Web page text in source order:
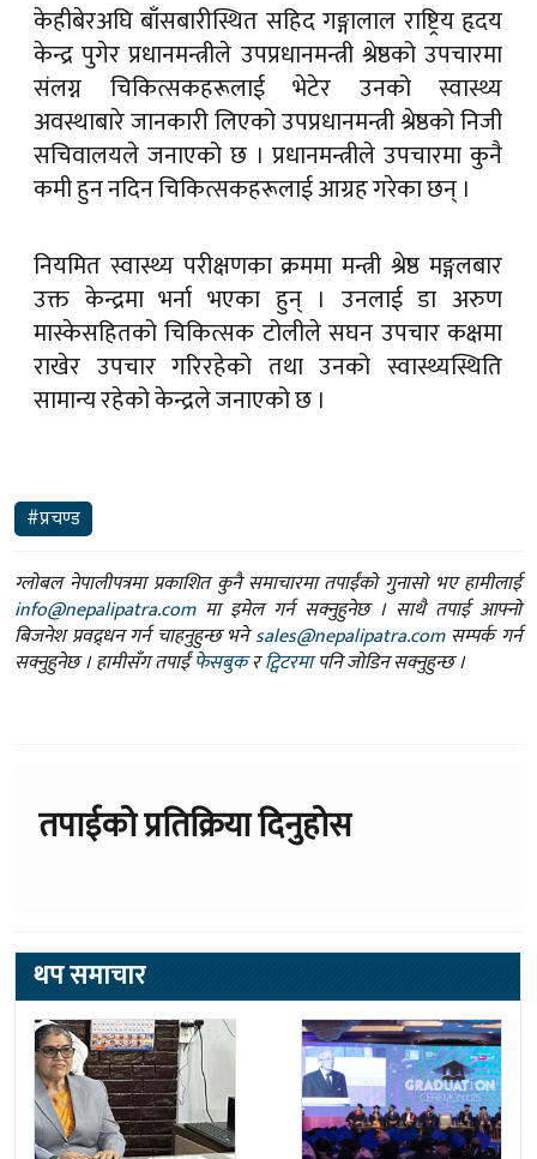
केहीबेरअघि बाँसबारीस्थित सहिद गङ्गालाल राष्ट्रिय हृदय
केन्द्र पुगेर प्रधानमन्त्रीले उपप्रधानमन्त्री श्रेष्ठको उपचारमा
संलग्न चिकित्सकहरूलाई भेटेर उनको स्वास्थ्य
अवस्थाबारे जानकारी लिएको उपप्रधानमन्त्री श्रेष्ठको निजी
सचिवालयले जनाएको छ । प्रधानमन्त्रीले उपचारमा कुनै
कमी हुन नदिन चिकित्सकहरूलाई आग्रह गरेका छन् ।
नियमित स्वास्थ्य परीक्षणका क्रममा मन्त्री श्रेष्ठ मङ्गलबार
उक्त केन्द्रमा भर्ना भएका हुन् । उनलाई डा अरुण
मास्केसहितको चिकित्सक टोलीले सघन उपचार कक्षमा
राखेर उपचार गरिरहेको तथा उनको स्वास्थ्यस्थिति
सामान्य रहेको केन्द्रले जनाएको छ ।
#प्रचण्ड
ग्लोबल नेपालीपत्रमा प्रकाशित कुनै समाचारमा तपाईंको गुनासो भए हामीलाई
info@nepalipatra.comमा इमेल गर्न सक्नुहुनेछ । साथै तपाई आफ्नो
बिजनेश प्रवद्र्धन गर्न चाहनुहुन्छ भनेsales@nepalipatra.comसम्पर्क गर्न
सक्नुहुनेछ । हामीसँग तपाईंफेसबुकरट्विटरमापनि जोडिन सक्नुहुन्छ ।
तपाईको प्रतिक्रिया दिनुहोस
थप समाचार